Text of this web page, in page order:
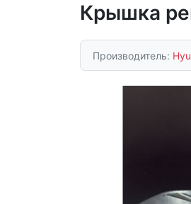
Крышка
Производитель: